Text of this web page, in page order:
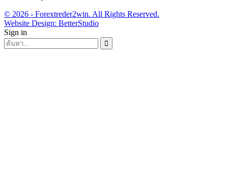
© 2026 - Forextreder2win. All Rights Reserved.
Website Design: BetterStudio
Sign in